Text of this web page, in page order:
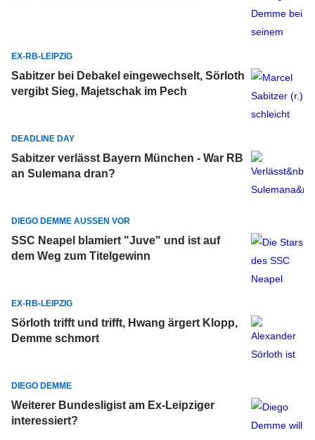
EX-RB-LEIPZIG
Sabitzer bei Debakel eingewechselt, Sörloth
vergibt Sieg, Majetschak im Pech
DEADLINE DAY
Sabitzer verlässt Bayern München - War RB
an Sulemana dran?
DIEGO DEMME AUSSEN VOR
SSC Neapel blamiert "Juve" und ist auf
dem Weg zum Titelgewinn
EX-RB-LEIPZIG
Sörloth trifft und trifft, Hwang ärgert Klopp,
Demme schmort
DIEGO DEMME
Weiterer Bundesligist am Ex-Leipziger
interessiert?